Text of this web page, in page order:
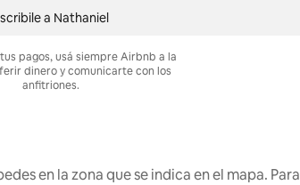
a Nathaniel
pagos, usá siempre Airbnb a la
dinero y comunicarte con los
anfitriones.
en la zona que se indica en el mapa. Para